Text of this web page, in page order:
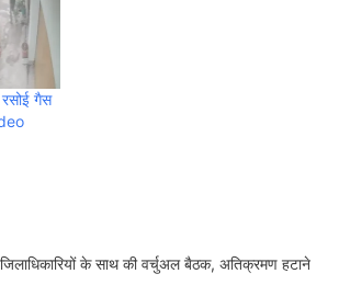
रसोई गैस
के साथ की वर्चुअल बैठक, अतिक्रमण हटाने